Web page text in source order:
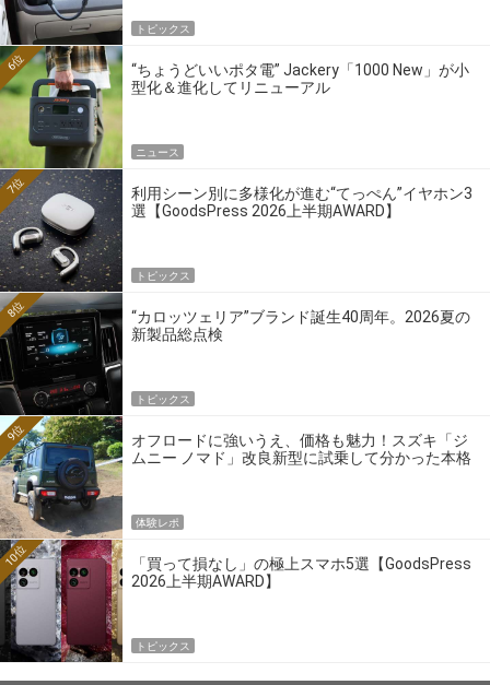
トピックス
“ちょうどいいポタ電” Jackery「1000 New」が小
型化＆進化してリニューアル
6位
ニュース
利用シーン別に多様化が進む“てっぺん”イヤホン3
選【GoodsPress 2026上半期AWARD】
7位
トピックス
“カロッツェリア”ブランド誕生40周年。2026夏の
新製品総点検
8位
トピックス
オフロードに強いうえ、価格も魅力！スズキ「ジ
ムニー ノマド」改良新型に試乗して分かった本格
9位
体験レポ
「買って損なし」の極上スマホ5選【GoodsPress
2026上半期AWARD】
10位
トピックス